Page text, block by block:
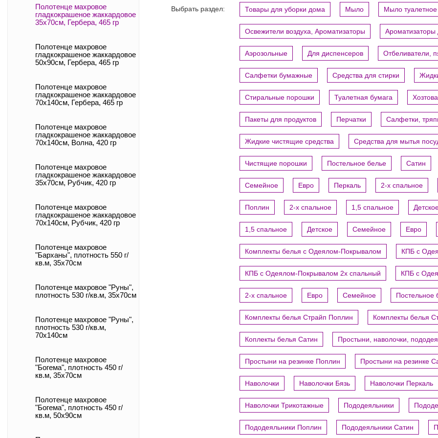
Полотенце махровое
гладкокрашеное жаккардовое
35x70см, Гербера, 465 гр
Полотенце махровое
гладкокрашеное жаккардовое
50x90см, Гербера, 465 гр
Полотенце махровое
гладкокрашеное жаккардовое
70x140см, Гербера, 465 гр
Полотенце махровое
гладкокрашеное жаккардовое
70x140см, Волна, 420 гр
Полотенце махровое
гладкокрашеное жаккардовое
35x70см, Рубчик, 420 гр
Полотенце махровое
гладкокрашеное жаккардовое
70x140см, Рубчик, 420 гр
Полотенце махровое
"Барханы", плотность 550 г/
кв.м, 35x70см
Полотенце махровое "Руны",
плотность 530 г/кв.м, 35x70см
Полотенце махровое "Руны",
плотность 530 г/кв.м,
70x140см
Полотенце махровое
"Богема", плотность 450 г/
кв.м, 35x70см
Полотенце махровое
"Богема", плотность 450 г/
кв.м, 50x90см
Выбрать раздел: Товары для уборки дома Мыло Мыло туалетное
Освежители воздуха, Ароматизаторы Ароматизаторы
Аэрозольные Для диспенсеров Отбеливатели,
Салфетки бумажные Средства для стирки
Стиральные порошки Туалетная бумага
Пакеты для продуктов Перчатки Салфетки,
Жидкие чистящие средства Средства для мытья
Чистящие порошки Постельное белье Сатин
Семейное Евро Перкаль 2-х спальное
Поплин 2-х спальное 1,5 спальное
1,5 спальное Детское Семейное Евро
Комплекты белья с Одеялом-Покрывалом КПБ с
КПБ с Одеялом-Покрывалом 2х спальный КПБ с
2-х спальное Евро Семейное Постельное
Комплекты белья Страйп Поплин Комплекты белья
Коплекты белья Сатин Простыни, наволочки,
Простыни на резинке Поплин Простыни на резинке
Наволочки Наволочки Бязь Наволочки Перкаль
Наволочки Трикотажные Пододеяльники
Пододеяльники Поплин Пододеяльники Сатин